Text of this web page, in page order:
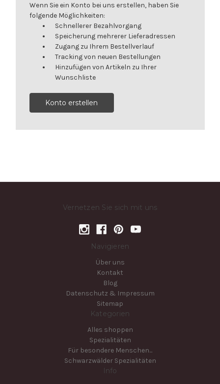
Wenn Sie ein Konto bei uns erstellen, haben Sie
folgende Möglichkeiten:
Schnellerer Bezahlvorgang
Speicherung mehrerer Lieferadressen
Zugang zu Ihrem Bestellverlauf
Tracking von neuen Bestellungen
Hinzufügen von Artikeln zu Ihrer
Wunschliste
Konto erstellen
Vernetzen Sie sich mit uns
Navigieren
Über uns
Kontakt
Blog
Datenschutz & Impressum
Sitemap
Kategorien
Alles shoppen
Spezialitäten
Für besondere Menschen...
Schwarzwälder Spezialitäten
Info